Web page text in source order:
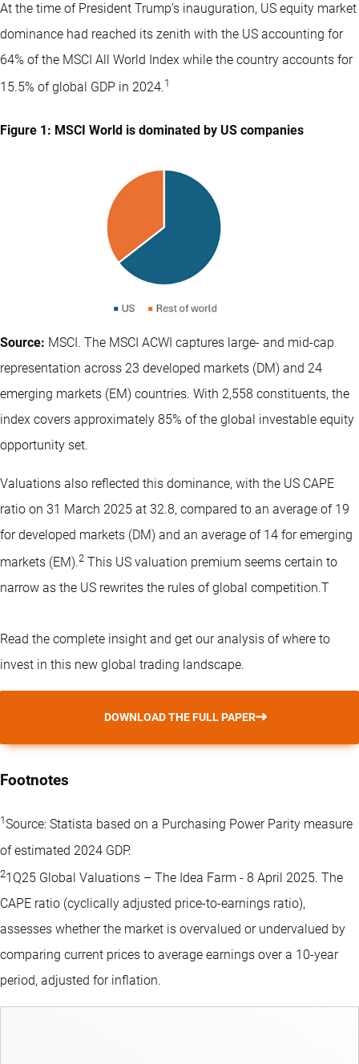
At the time of President Trump’s inauguration, US equity market
dominance had reached its zenith with the US accounting for
64% of the MSCI All World Index while the country accounts for
15.5% of global GDP in 2024.1
Figure 1: MSCI World is dominated by US companies
Source: MSCI. The MSCI ACWI captures large- and mid-cap
representation across 23 developed markets (DM) and 24
emerging markets (EM) countries. With 2,558 constituents, the
index covers approximately 85% of the global investable equity
opportunity set.
Valuations also reflected this dominance, with the US CAPE
ratio on 31 March 2025 at 32.8, compared to an average of 19
for developed markets (DM) and an average of 14 for emerging
markets (EM).2 This US valuation premium seems certain to
narrow as the US rewrites the rules of global competition.T
Read the complete insight and get our analysis of where to
invest in this new global trading landscape.
DOWNLOAD THE FULL PAPER
Footnotes
1Source: Statista based on a Purchasing Power Parity measure
of estimated 2024 GDP.
21Q25 Global Valuations – The Idea Farm - 8 April 2025. The
CAPE ratio (cyclically adjusted price-to-earnings ratio),
assesses whether the market is overvalued or undervalued by
comparing current prices to average earnings over a 10-year
period, adjusted for inflation.